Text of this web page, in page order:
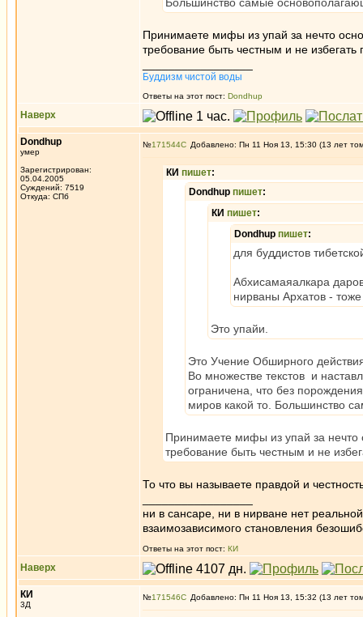
Принимаете мифы из упай за нечто
требование быть честным и не
Буддизм чистой воды
Ответы на этот пост: Dondhup
Наверх
Dondhup
умер
Зарегистрирован:
05.04.2005
Суждений: 7519
Откуда: СПб
№171544 Добавлено: Пн 11 Ноя 13, 15:30 (13 лет
КИ пишет:
Dondhup пишет:
КИ пишет:
Dondhup пишет:
для буддистов
Абхисамаяалкара
нирваны Архатов -
Это упайи.
Это Учение Обширного
Во множестве текстов и
ограничена, что без
миров какой то. Большинство
Принимаете мифы из упай за
требование быть честным и не
То что вы называете правдой и
ни в сансаре, ни в нирване нет
взаимозависимого становления
Ответы на этот пост: КИ
Наверх
КИ
3Д
№171546 Добавлено: Пн 11 Ноя 13, 15:32 (13 лет